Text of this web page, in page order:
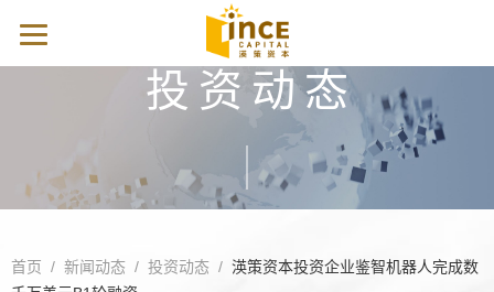
投资动态
首页 / 新闻动态 / 投资动态 / 渶策资本投资企业鉴智机器人完成数